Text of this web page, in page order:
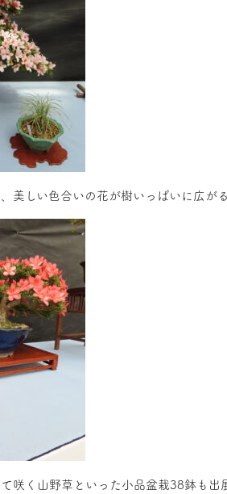
美しい色合いの花が樹いっぱいに広が
咲く山野草といった小品盆栽38鉢も出展